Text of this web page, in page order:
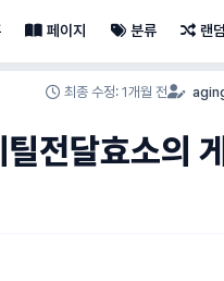
페이지 분류 랜덤
최종 수정: 1개월 전
전달효소의